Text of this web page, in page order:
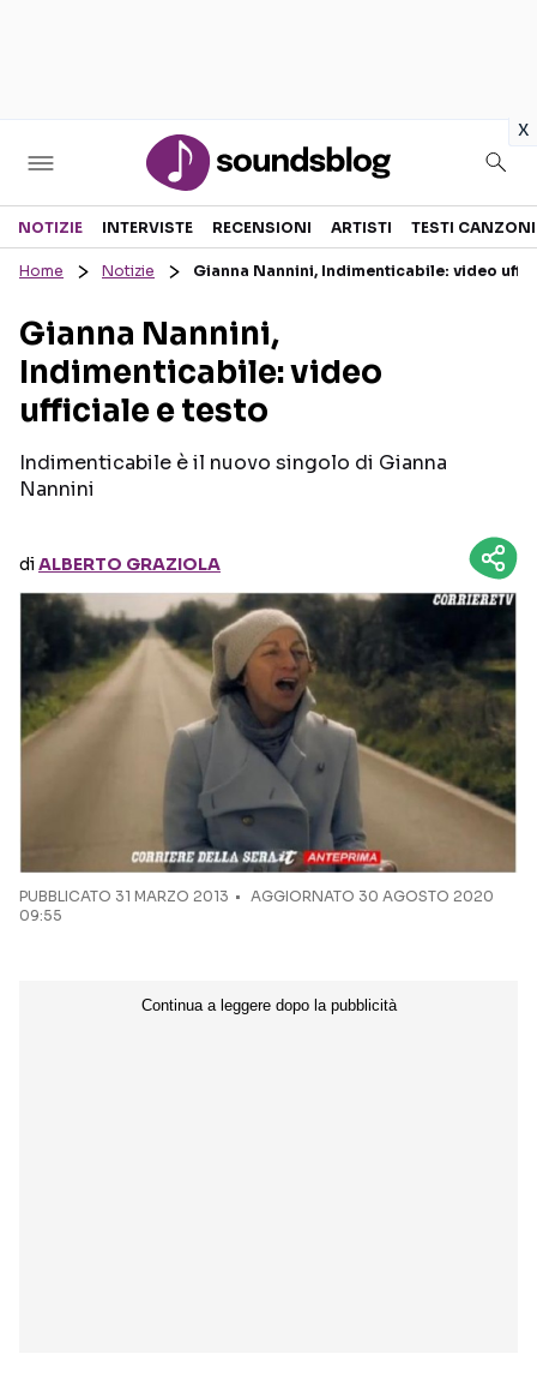
x
Sezioni
RECENSIONI MUSICALI
INTERVISTE
GOSSIP E CURIOSITÀ
TOUR ED EVENTI
Seguici sui social
NOTIZIE INTERVISTE RECENSIONI ARTISTI TESTI CANZONI
Home Notizie Gianna Nannini, Indimenticabile: video
Gianna Nannini,
Indimenticabile: video
ufficiale e testo
Indimenticabile è il nuovo singolo di Gianna
Nannini
diALBERTO GRAZIOLA
PUBBLICATO 31 MARZO 2013
AGGIORNATO 30 AGOSTO 2020
09:55